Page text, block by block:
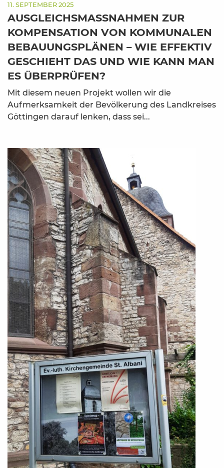
11. SEPTEMBER 2025
AUSGLEICHSMASSNAHMEN ZUR K
OMPENSATION VON KOMMUNALEN B
EBAUUNGSPLÄNEN – WIE EFFEKTIV G
ESCHIEHT DAS UND WIE KANN MAN E
S ÜBERPRÜFEN?
Mit diesem neuen Projekt wollen wir die
Aufmerksamkeit der Bevölkerung des Landkreises
Göttingen darauf lenken, dass sei...